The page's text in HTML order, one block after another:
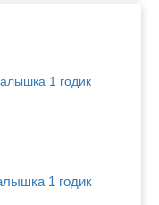
1 годик